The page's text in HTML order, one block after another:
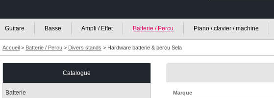
Guitare Basse Ampli / Effet Batterie / Percu Piano / clavier / machine
Accueil > Batterie / Percu > Divers stands > Hardware batterie & percu Sela
Marque
Catalogue
Batterie